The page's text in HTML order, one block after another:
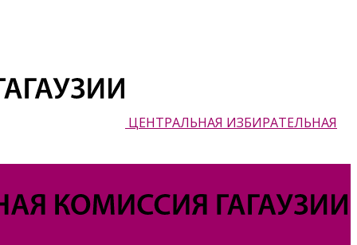
ЦЕНТРАЛЬНАЯ ИЗБИРАТЕЛЬНАЯ